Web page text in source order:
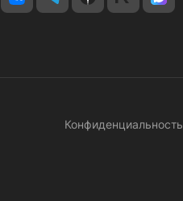
Конфиденциальность